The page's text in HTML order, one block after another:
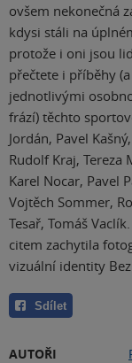
ovšem nekonečná
kdysi stáli na
protože i oni jsou
přečtete i příběhy
jednotlivými
frází) těchto
Jordán, Pavel
Rudolf Kraj, Tereza
Karel Nocar, Pavel
Vojtěch Sommer,
Tesař, Tomáš
citem zachytila
vizuální identity Bez
Sdílet
AUTOŘI